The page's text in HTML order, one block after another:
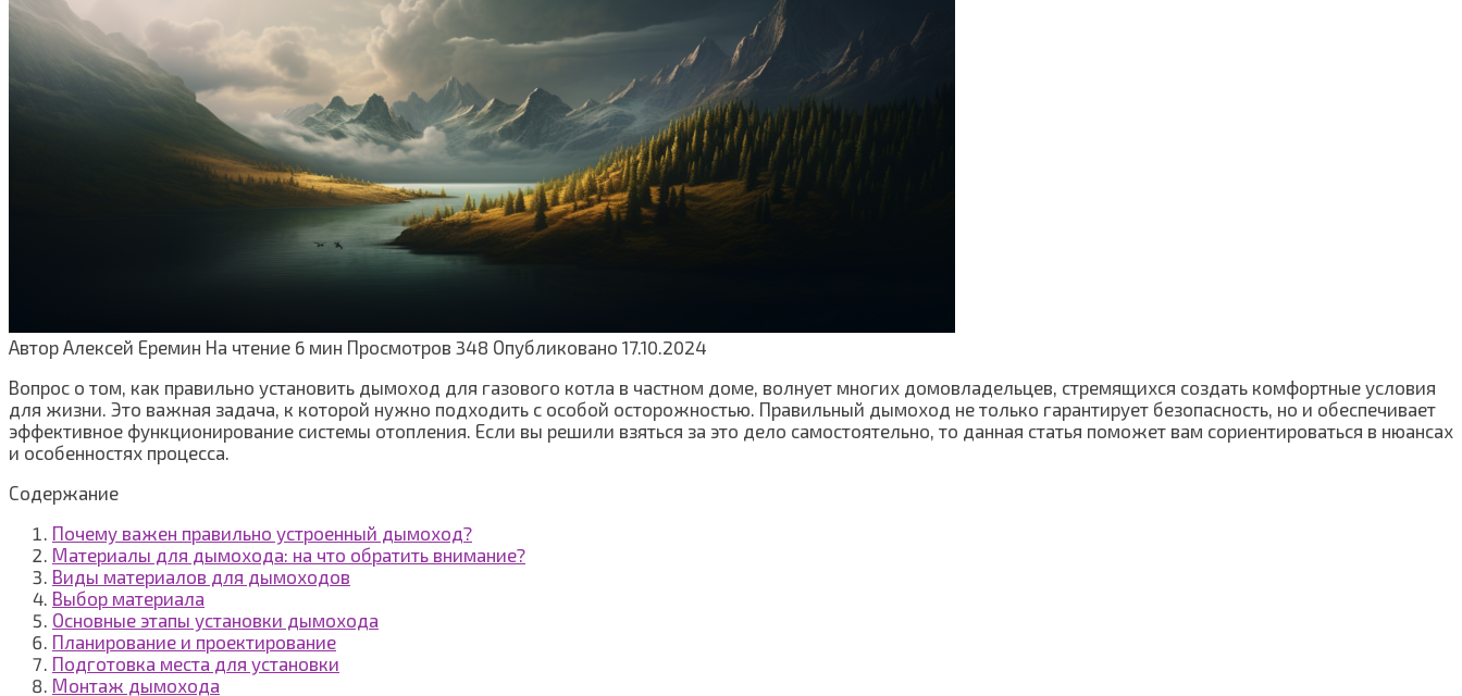
Автор Алексей Еремин На чтение 6 мин Просмотров 348 Опубликовано 17.10.2024
Вопрос о том, как правильно установить дымоход для газового котла в частном доме, волнует многих домовладельцев, стремящихся создать комфортные условия
для жизни. Это важная задача, к которой нужно подходить с особой осторожностью. Правильный дымоход не только гарантирует безопасность, но и обеспечивает
эффективное функционирование системы отопления. Если вы решили взяться за это дело самостоятельно, то данная статья поможет вам сориентироваться в нюансах
и особенностях процесса.
Содержание
Почему важен правильно устроенный дымоход?
Материалы для дымохода: на что обратить внимание?
Виды материалов для дымоходов
Выбор материала
Основные этапы установки дымохода
Планирование и проектирование
Подготовка места для установки
Монтаж дымохода